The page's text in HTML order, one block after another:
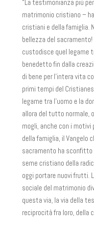
“La testimonianza più
matrimonio cristiano –
cristiani e della famiglia.
bellezza del
custodisce quel legame
benedetto fin dalla
di bene per l’intera vita
primi tempi del
legame tra l’uomo e la
allora del tutto normale,
mogli, anche con i
della famiglia, il Vangelo
sacramento ha sconfitto
seme cristiano della
oggi portare nuovi frutti.
sociale del matrimonio
questa via, la via della
reciprocità fra loro, della